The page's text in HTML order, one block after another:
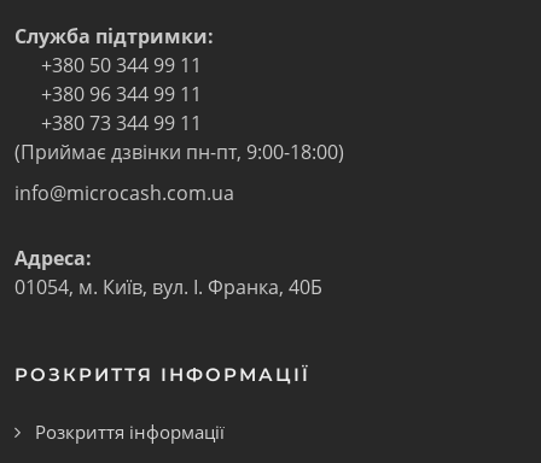
Служба підтримки:
+380 50 344 99 11
+380 96 344 99 11
+380 73 344 99 11
(Приймає дзвінки пн-пт, 9:00-18:00)
info@microcash.com.ua
Адреса:
01054, м. Київ, вул. І. Франка, 40Б
РОЗКРИТТЯ ІНФОРМАЦІЇ
Розкриття інформації